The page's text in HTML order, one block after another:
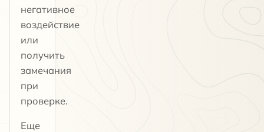
негативное
воздействие
или
получить
замечания
при
проверке.
Еще